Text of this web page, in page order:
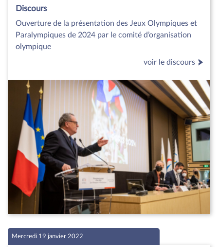
Discours
Ouverture de la présentation des Jeux Olympiques et
Paralympiques de 2024 par le comité d’organisation
olympique
voir le discours
Mercredi 19 janvier 2022